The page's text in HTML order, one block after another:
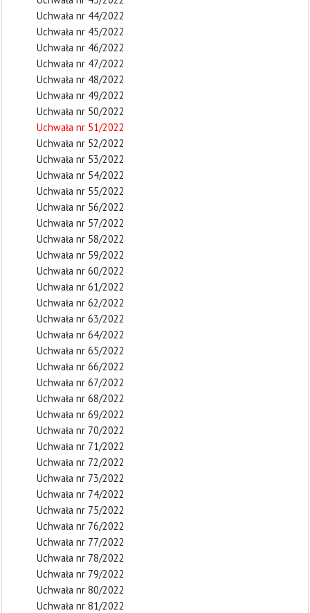
Uchwała nr 44/2022
Uchwała nr 45/2022
Uchwała nr 46/2022
Uchwała nr 47/2022
Uchwała nr 48/2022
Uchwała nr 49/2022
Uchwała nr 50/2022
Uchwała nr 51/2022
Uchwała nr 52/2022
Uchwała nr 53/2022
Uchwała nr 54/2022
Uchwała nr 55/2022
Uchwała nr 56/2022
Uchwała nr 57/2022
Uchwała nr 58/2022
Uchwała nr 59/2022
Uchwała nr 60/2022
Uchwała nr 61/2022
Uchwała nr 62/2022
Uchwała nr 63/2022
Uchwała nr 64/2022
Uchwała nr 65/2022
Uchwała nr 66/2022
Uchwała nr 67/2022
Uchwała nr 68/2022
Uchwała nr 69/2022
Uchwała nr 70/2022
Uchwała nr 71/2022
Uchwała nr 72/2022
Uchwała nr 73/2022
Uchwała nr 74/2022
Uchwała nr 75/2022
Uchwała nr 76/2022
Uchwała nr 77/2022
Uchwała nr 78/2022
Uchwała nr 79/2022
Uchwała nr 80/2022
Uchwała nr 81/2022